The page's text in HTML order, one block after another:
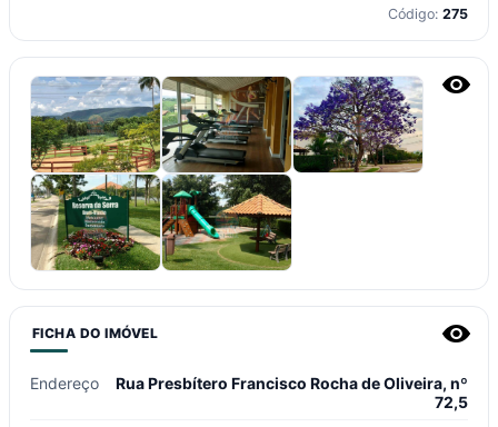
Código: 275
FICHA DO IMÓVEL
Endereço
Rua Presbítero Francisco Rocha de Oliveira, nº
72,5